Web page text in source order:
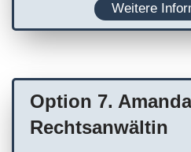
Weitere
Option 7.
Rechtsanwältin